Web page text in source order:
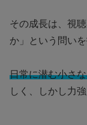
その成長は、視
か」という問い
日常に潜む小さ
しく、しかし力